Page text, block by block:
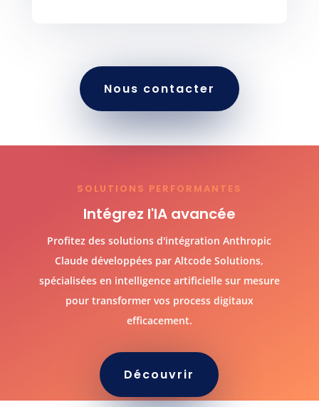
Nous contacter
SOLUTIONS PERFORMANTES
Intégrez l'IA avancée
Profitez des solutions d'intégration Anthropic
Claude développées par Altcode Solutions,
spécialisées en intelligence artificielle sur mesure
pour transformer vos process digitaux
efficacement.
Découvrir